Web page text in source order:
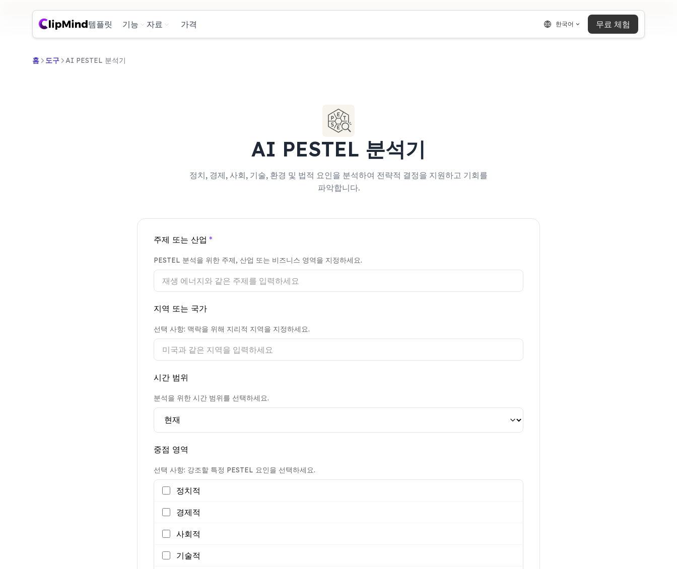
템플릿 기능 자료 가격 한국어 무료 체험
홈 도구 AI PESTEL 분석기
AI PESTEL 분석기
정치, 경제, 사회, 기술, 환경 및 법적 요인을 분석하여 전략적 결정을 지원하고 기회를
파악합니다.
주제 또는 산업 *
PESTEL 분석을 위한 주제, 산업 또는 비즈니스 영역을 지정하세요.
지역 또는 국가
선택 사항: 맥락을 위해 지리적 지역을 지정하세요.
시간 범위
분석을 위한 시간 범위를 선택하세요.
중점 영역
선택 사항: 강조할 특정 PESTEL 요인을 선택하세요.
정치적
경제적
사회적
기술적